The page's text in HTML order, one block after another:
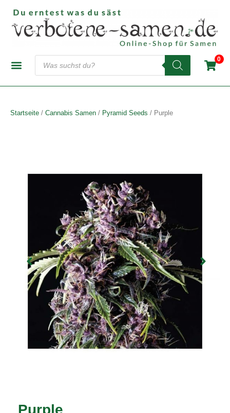
Inhalt
springen
Products
search
0
Startseite / Cannabis Samen / Pyramid Seeds / Purple
Purple